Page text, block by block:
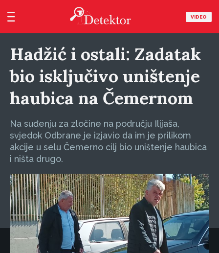
VIDEO
Hadžić i ostali: Zadatak
bio isključivo uništenje
haubica na Čemernom
Na suđenju za zločine na području Ilijaša,
svjedok Odbrane je izjavio da im je prilikom
akcije u selu Čemerno cilj bio uništenje haubica
i ništa drugo.